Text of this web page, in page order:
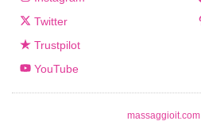
Twitter
Trustpilot
YouTube
massaggioit.com